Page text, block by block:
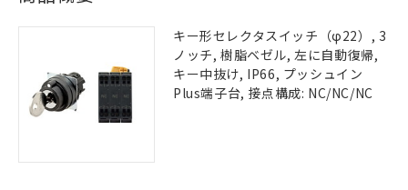
キー形セレクタスイッチ（φ22）, 3
ノッチ, 樹脂ベゼル, 左に自動復帰,
キー中抜け, IP66, プッシュイン
Plus端子台, 接点構成: NC/NC/NC